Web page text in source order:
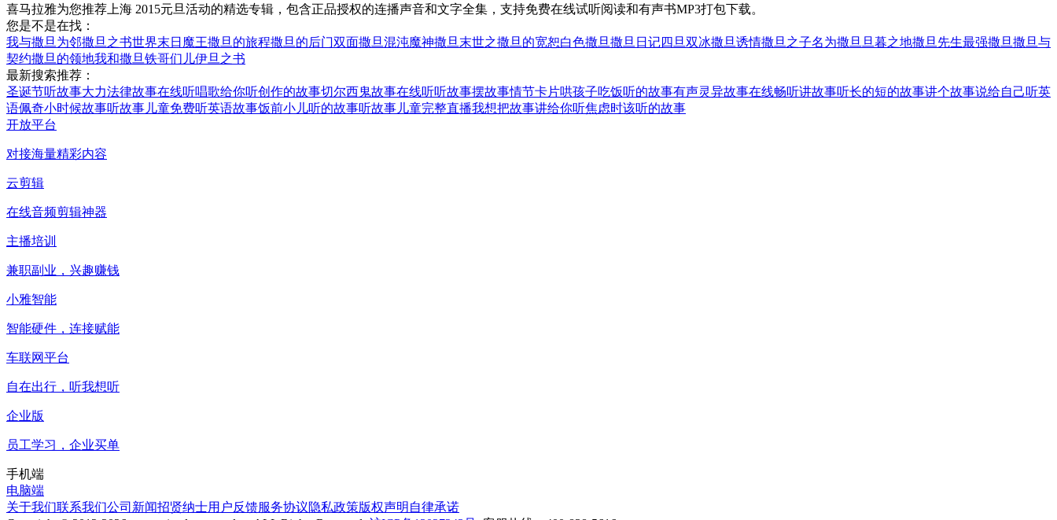
喜马拉雅为您推荐上海 2015元旦活动的精选专辑，包含正品授权的连播声音和文字全集，支持免费在线试听阅读和有声书MP3打包下载。
您是不是在找：
我与撒旦为邻撒旦之书世界末日 魔王撒旦的旅程撒旦的后门双面撒旦混沌魔神撒旦 末世之撒旦的宽恕白色撒旦撒旦日记四旦双冰撒旦诱情撒旦之子名为撒旦 旦暮之地撒旦先生最强撒旦撒旦与
契约撒旦的领地我和撒旦铁哥们儿伊旦之书
最新搜索推荐：
圣诞节听故事大力法律故事在线听唱歌给你听创作的故事切尔西鬼故事在线听听故事摆故事情节卡片哄孩子吃饭听的故事有声灵异故事在线畅听讲故事听长的短的故事讲个故事说给自己听英
语佩奇小时候故事听故事 儿童免费听英语故事饭前小儿听的故事听故事儿童完整直播我想把故事讲给你听焦虑时该听的故事
开放平台
对接海量精彩内容
云剪辑
在线音频剪辑神器
主播培训
兼职副业，兴趣赚钱
小雅智能
智能硬件，连接赋能
车联网平台
自在出行，听我想听
企业版
员工学习，企业买单
手机端
电脑端
关于我们联系我们公司新闻招贤纳士用户反馈服务协议隐私政策版权声明 自律承诺